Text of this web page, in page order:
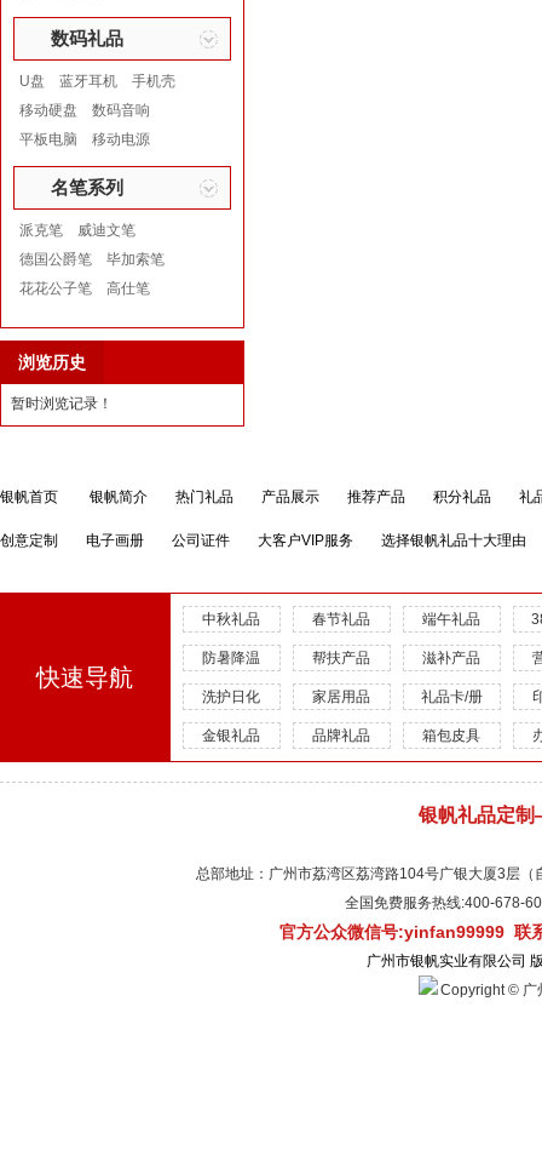
数码礼品
U盘 蓝牙耳机
手机壳
移动硬盘
数码音响
平板电脑
移动电源
名笔系列
派克笔
威迪文笔
德国公爵笔
毕加索笔
花花公子笔
高仕笔
浏览历史
暂时浏览记录！
银帆首页 银帆简介 热门礼品 产品展示 推荐产品 积分礼品 礼
创意定制 电子画册 公司证件 大客户VIP服务 选择银帆礼品十大理由
快速导航
中秋礼品 春节礼品 端午礼品
防暑降温 帮扶产品 滋补产品
洗护日化 家居用品 礼品卡/册
金银礼品 品牌礼品 箱包皮具
银帆礼品定
总部地址：广州市荔湾区荔湾路104号广银大厦3层
全国免费服务热线:400-
官方公众微信号:yinfan99999 联
广州市银帆实业有限公司
Copyright © 广